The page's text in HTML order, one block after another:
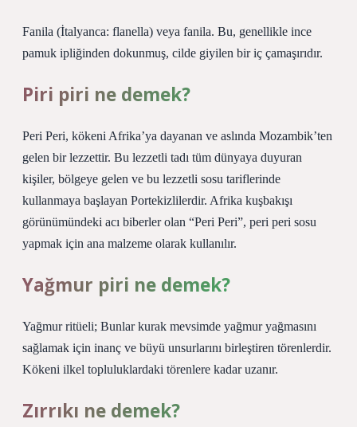
Fanila (İtalyanca: flanella) veya fanila. Bu, genellikle ince
pamuk ipliğinden dokunmuş, cilde giyilen bir iç çamaşırıdır.
Piri piri ne demek?
Peri Peri, kökeni Afrika’ya dayanan ve aslında Mozambik’ten
gelen bir lezzettir. Bu lezzetli tadı tüm dünyaya duyuran
kişiler, bölgeye gelen ve bu lezzetli sosu tariflerinde
kullanmaya başlayan Portekizlilerdir. Afrika kuşbakışı
görünümündeki acı biberler olan “Peri Peri”, peri peri sosu
yapmak için ana malzeme olarak kullanılır.
Yağmur piri ne demek?
Yağmur ritüeli; Bunlar kurak mevsimde yağmur yağmasını
sağlamak için inanç ve büyü unsurlarını birleştiren törenlerdir.
Kökeni ilkel topluluklardaki törenlere kadar uzanır.
Zırrıkı ne demek?